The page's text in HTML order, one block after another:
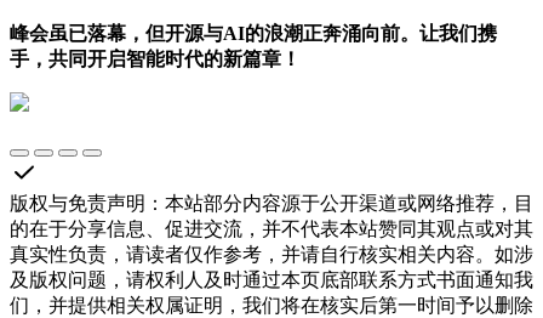
峰会虽已落幕，但开源与AI的浪潮正奔涌向前。让我们携
手，共同开启智能时代的新篇章！
版权与免责声明 ： 本站部分内容源于公开渠道或网络推荐，目
的在于分享信息、促进交流，并不代表本站赞同其观点或对其
真实性负责，请读者仅作参考，并请自行核实相关内容。如涉
及版权问题，请权利人及时通过本页底部联系方式书面通知我
们，并提供相关权属证明，我们将在核实后第一时间予以删除